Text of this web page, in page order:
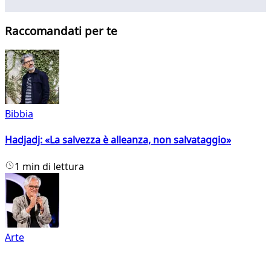
Raccomandati per te
Bibbia
Hadjadj: «La salvezza è alleanza, non salvataggio»
1 min di lettura
Arte